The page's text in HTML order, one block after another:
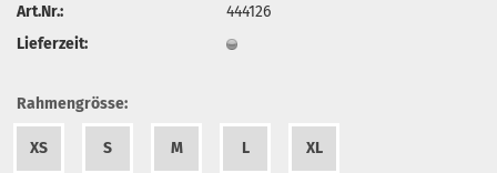
Art.Nr.:
444126
Lieferzeit:
Rahmengrösse:
XS S M L XL